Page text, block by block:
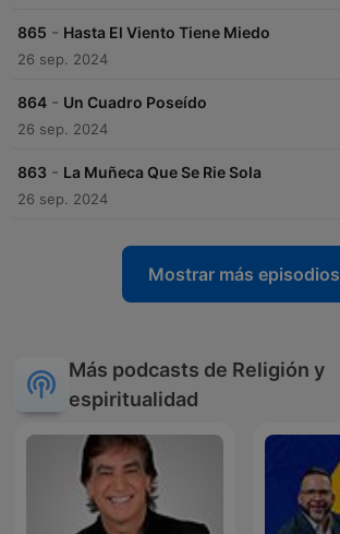
865 - Hasta El Viento Tiene Miedo
26 sep. 2024
864 - Un Cuadro Poseído
26 sep. 2024
863 - La Muñeca Que Se Rie Sola
26 sep. 2024
Mostrar más episodios
Más podcasts de Religión y
espiritualidad